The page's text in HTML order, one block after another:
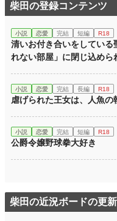
柴田の登録コンテンツ
小説 恋愛 完結 短編 R18
清いお付き合いをしている
れない部屋」に閉じ込めら
小説 恋愛 完結 長編 R18
虐げられた王女は、人魚の
小説 恋愛 完結 短編 R18
公爵令嬢野球拳大好き
柴田の近況ボードの更